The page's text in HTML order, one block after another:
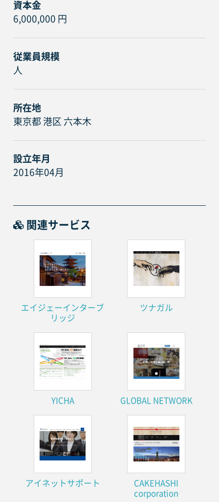
資本金
6,000,000 円
従業員規模
人
所在地
東京都 港区 六本木
設立年月
2016年04月
関連サービス
エイジェーインターブ
リッジ
ツナガル
YICHA GLOBAL NETWORK
アイネットサポート
CAKEHASHI
corporation